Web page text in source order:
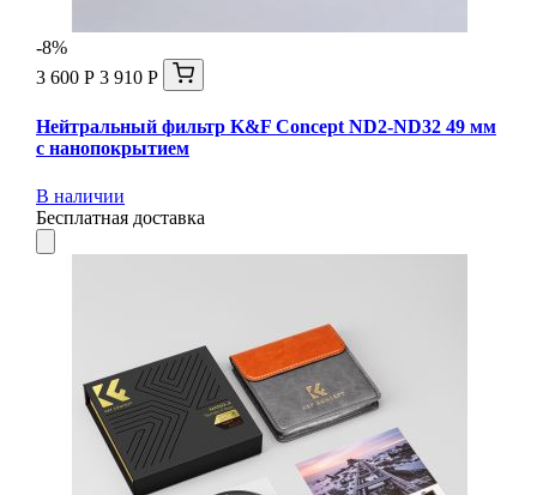
-8%
3 600 Р 3 910 Р
Нейтральный фильтр K&F Concept ND2-ND32 49 мм
с нанопокрытием
В наличии
Бесплатная доставка